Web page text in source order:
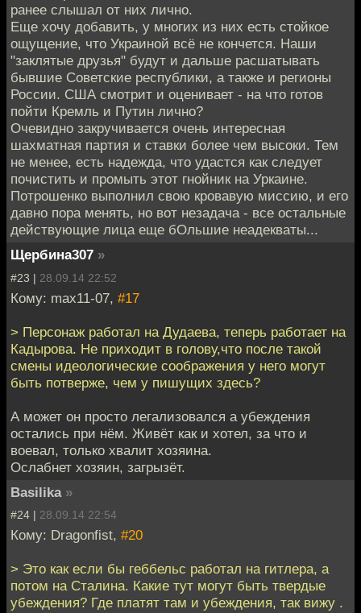
ранее слышал от них лично.
Еще хочу добавить, у многих из них есть стойкое
ощущение, что Украиной всё не кончется. Наши
"заклятые друзья" будут и дальше расшатывать
бывшие Советские республики, а также и регионы
России. США смотрит и оценивает - на что готов
пойти Кремль и Путин лично?
Очевидно закручивается очень интересная
шахматная партия и ставки более чем высоки. Тем
не менее, есть надежда, что удастся как следует
почистить и промыть этот гнойник на Уркаине.
Потрошенко выполнил свою кровавую миссию, и его
давно пора менять, но вот незадача - все остальные
действующие лица еще бОльшие неадекваты...
Щербина307 »
#23 | 28.09.14 22:52
Кому: max11-07, #17
> Персонаж работал на Дудаева, теперь работает на
Кадырова. Не приходит в голову,что после такой
смены идеологические соображения у него могут
быть потверже, чем у пишущих здесь?
А может он просто легализовался а убеждения
остались при нём. Живёт как и хотел, за что и
воевал, только хвалит хозяина.
Ослабнет хозяин, загрызёт.
Basilika »
#24 | 28.09.14 22:54
Кому: Dragonfist, #20
> Это как если бы геббельс работал на гитлера, а
потом на Сталина. Какие тут могут быть твердые
убеждения? Где платят там и убеждения, так вижу .